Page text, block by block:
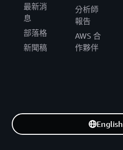
最新消
息
部落格
新聞稿
分析師
報告
AWS 合
作夥伴
English